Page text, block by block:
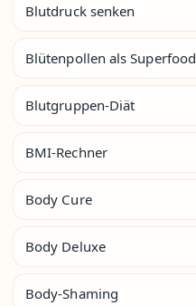
Blutdruck senken
Blütenpollen als Superfood
Blutgruppen-Diät
BMI-Rechner
Body Cure
Body Deluxe
Body-Shaming